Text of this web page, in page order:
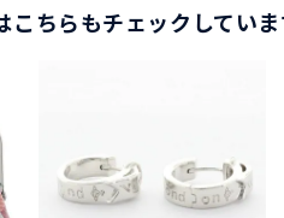
こちらもチェックしていま